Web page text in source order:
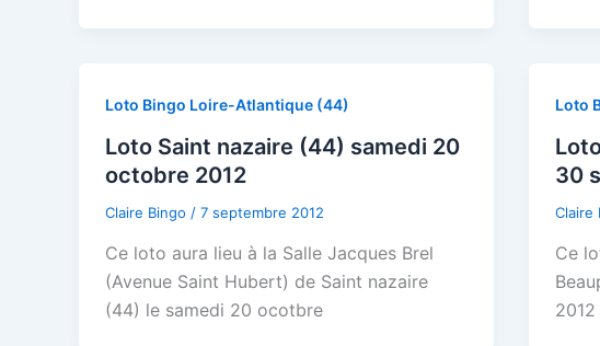
Loto Bingo Loire-Atlantique (44)
Loto Saint nazaire (44) samedi 20
octobre 2012
Claire Bingo / 7 septembre 2012
Ce loto aura lieu à la Salle Jacques Brel
(Avenue Saint Hubert) de Saint nazaire
(44) le samedi 20 ocotbre
Loto
30
Claire
Ce